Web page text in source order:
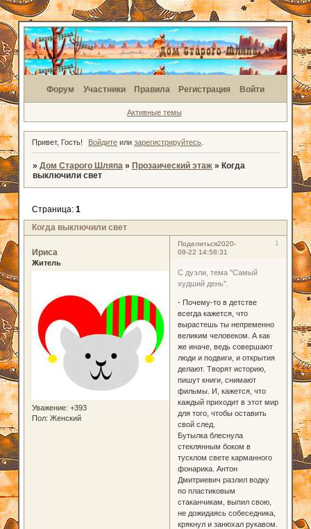
Форум Участники Правила Регистрация Войти
Активные темы
Привет, Гость! Войдите илизарегистрируйтесь
» Дом Старого Шляпа » Прозаический этаж » Когда
выключили свет
Когда выключили свет
Страница: 1
Поделиться 1
2020-
09-22 14:58:31
Ириса
Житель
Уважение: +393
Пол: Женский
С дуэли, тема "Самый
худший день".
- Почему-то в детстве
всегда кажется, что
вырастешь ты непременно
великим человеком. А как
же иначе, ведь совершают
люди и подвиги, и открытия
делают. Творят историю,
пишут книги, снимают
фильмы. И, кажется, что
каждый приходит в этот мир
для того, чтобы оставить
свой след.
Бутылка блеснула
стеклянным боком в
тусклом свете карманного
фонарика. Антон
Дмитриевич разлил водку
по пластиковым
стаканчикам, выпил свою,
не дожидаясь собеседника,
крякнул и занюхал рукавом.